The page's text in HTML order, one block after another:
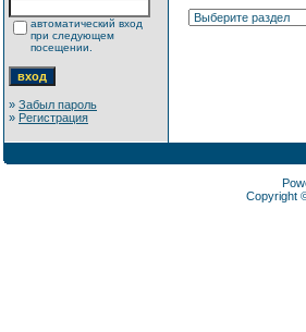
автоматический вход
при следующем
посещении.
» Забыл пароль
» Регистрация
Copyright